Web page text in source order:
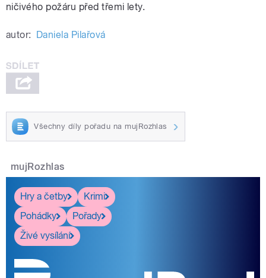
ničivého požáru před třemi lety.
autor: Daniela Pilařová
Všechny díly pořadu na mujRozhlas
mujRozhlas
Hry a četby
Krimi
Pohádky
Pořady
Živé vysílání